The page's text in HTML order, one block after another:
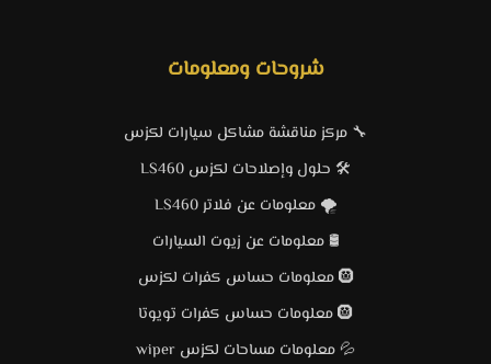
شروحات ومعلومات
🔧 مركز مناقشة مشاكل سيارات لكزس
🛠️ حلول وإصلاحات لكزس LS460
🌪️ معلومات عن فلاتر LS460
🛢️ معلومات عن زيوت السيارات
🛞 معلومات حساس كفرات لكزس
🛞 معلومات حساس كفرات تويوتا
💦 معلومات مساحات لكزس wiper